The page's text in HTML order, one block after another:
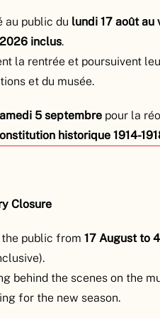
au public du lundi 17 août au
inclus.
la rentrée et poursuivent
et du musée.
5 septembrepour la
historique 1914-
Closure
public from 17 August to
behind the scenes on the
for the new season.
soldats ou civils…
pigeons furent
de sentinelles, ou pour
tels que les rats et les
du manque d’hygiène.
ponctuellement par
du musée, comme un
voyageurs, apprenez-en
le front, dans les tranchées